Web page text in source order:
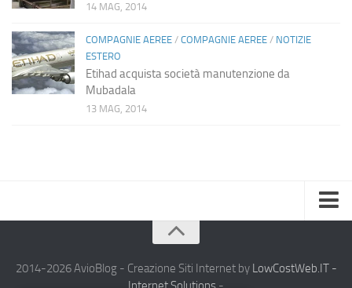
14 MAG, 2014
COMPAGNIE AEREE / COMPAGNIE AEREE / NOTIZIE
ESTERO
Etihad acquista società manutenzione da
Mubadala
13 MAG, 2014
Chi Siamo
2014-2026 AvioBlog - Creazione Siti Internet by LowCostWeb.IT -